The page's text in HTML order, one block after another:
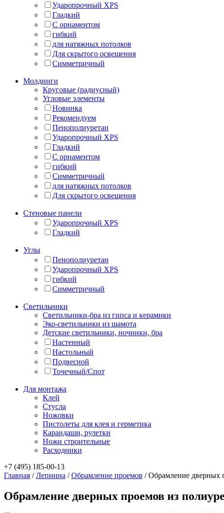
Ударопрочный XPS
Гладкий
С орнаментом
гибкий
для натяжных потолков
Для скрытого освещения
Симметричный
Молдинги
Круговые (радиусный)
Угловые элементы
Новинка
Рекомендуем
Пенополиуретан
Ударопрочный XPS
Гладкий
С орнаментом
гибкий
Симметричный
для натяжных потолков
Для скрытого освещения
Стеновые панели
Ударопрочный XPS
Гладкий
Углы
Пенополиуретан
Ударопрочный XPS
гибкий
Симметричный
Светильники
Светильники-бра из гипса и керамики
Эко-светильники из шамота
Детские светильники, ночники, бра
Настенный
Настольный
Подвесной
Точечный/Спот
Для монтажа
Клей
Стусла
Ножовки
Пистолеты для клея и герметика
Карандаши, рулетки
Ножи строительные
Расходники
+7 (495) 185-00-13
Главная /Лепнина /Обрамление проемов /Обрамление дверных
Обрамление дверных проемов из